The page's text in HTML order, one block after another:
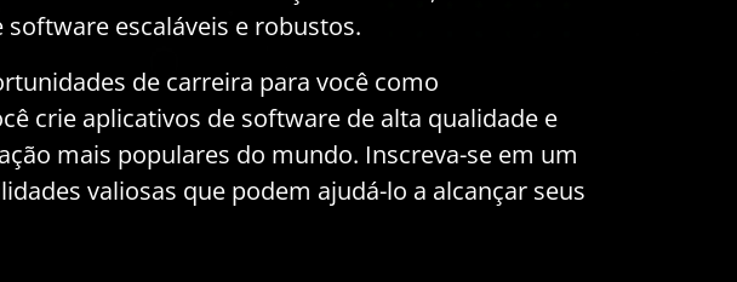
escaláveis e robustos.
de carreira para você como
crie aplicativos de software de alta qualidade e
mais populares do mundo. Inscreva-se em um
valiosas que podem ajudá-lo a alcançar seus